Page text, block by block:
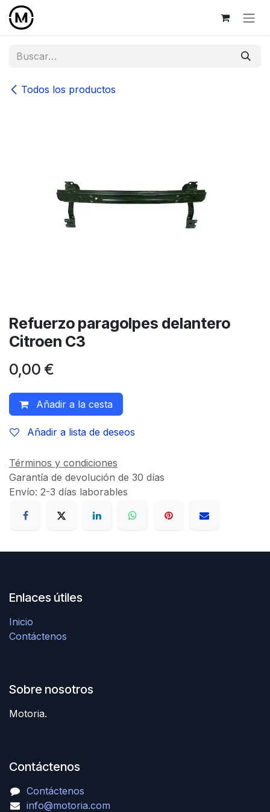
Ir al contenido
Todos los productos
Refuerzo paragolpes delantero
Citroen C3
0,00 €
Añadir a la cesta
Añadir a lista de deseos
Términos y condiciones
Garantía de devolución de 30 días
Envío: 2-3 días laborables
Enlaces útiles
Inicio
Contáctenos
Sobre nosotros
Motoria.
Contáctenos
Contáctenos
info@motoria.com